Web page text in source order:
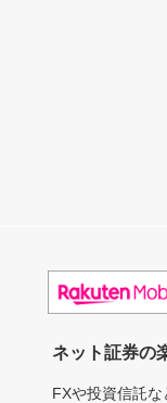
ネット証券の
FXや投資信託